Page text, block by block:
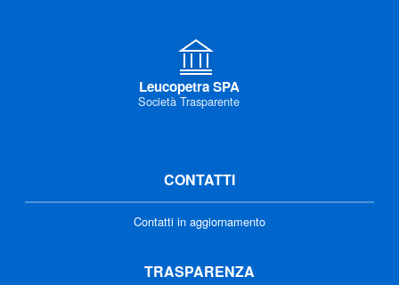
Leucopetra SPA
Società Trasparente
CONTATTI
Contatti in aggiornamento
TRASPARENZA